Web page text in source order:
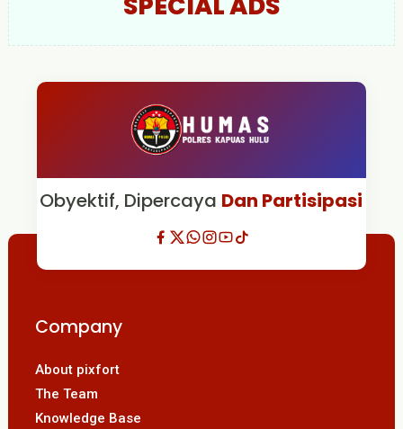
Obyektif, Dipercaya Dan Partisipasi
Company
About pixfort
The Team
Knowledge Base